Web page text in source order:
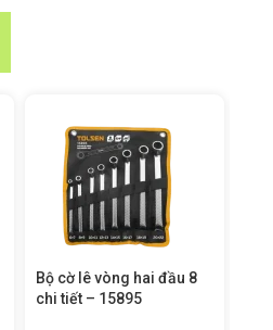
Bộ cờ lê vòng hai đầu 8
chi tiết – 15895